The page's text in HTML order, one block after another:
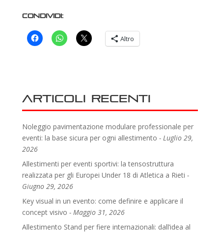
Condividi:
Altro
Articoli recenti
Noleggio pavimentazione modulare professionale per
eventi: la base sicura per ogni allestimento
Luglio 29,
2026
Allestimenti per eventi sportivi: la tensostruttura
realizzata per gli Europei Under 18 di Atletica a Rieti
Giugno 29, 2026
Key visual in un evento: come definire e applicare il
concept visivo
Maggio 31, 2026
Allestimento Stand per fiere internazionali: dall’idea al